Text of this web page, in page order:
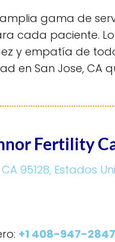
gama de
cada paciente.
y empatía de
en San Jose, CA
Fertility
95128, Estados
+1 408-947-2847